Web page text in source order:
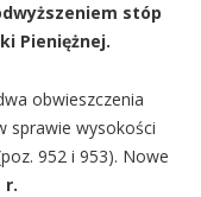
stóp
Pieniężnej.
obwieszczenia
sprawie wysokości
952 i 953). Nowe
r.